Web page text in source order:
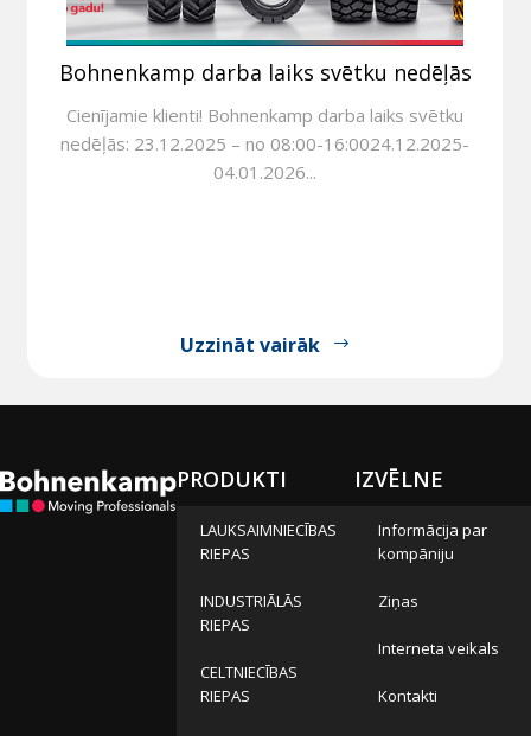
Bohnenkamp darba laiks svētku nedēļās
Cienījamie klienti! Bohnenkamp darba laiks svētku
nedēļās: 23.12.2025 – no 08:00-16:0024.12.2025-
04.01.2026...
Uzzināt vairāk
PRODUKTI
LAUKSAIMNIECĪBAS
RIEPAS
INDUSTRIĀLĀS
RIEPAS
CELTNIECĪBAS
RIEPAS
IZVĒLNE
Informācija par
kompāniju
Ziņas
Interneta veikals
Kontakti